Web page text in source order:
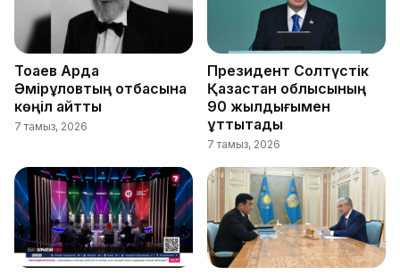
Тоқаев Ардақ
Әмірқұловтың отбасына
көңіл айтты
7 тамыз, 2026
Президент Солтүстік
Қазақстан облысының
90 жылдығымен
құттықтады
7 тамыз, 2026